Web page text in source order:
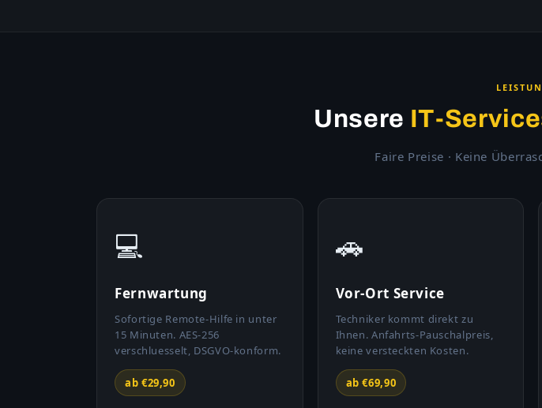
Unsere IT-
Faire Preise · Keine
💻
Fernwartung
Sofortige Remote-Hilfe in unter
15 Minuten. AES-256
verschluesselt, DSGVO-konform.
ab €29,90
🚗
Vor-Ort Service
Techniker kommt direkt zu
Ihnen. Anfahrts-Pauschalpreis,
keine versteckten Kosten.
ab €69,90